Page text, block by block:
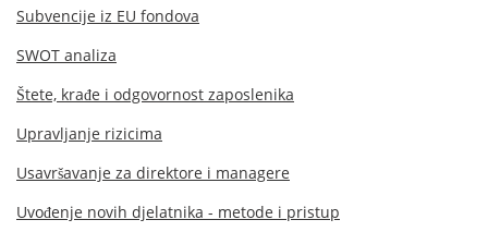
Subvencije iz EU fondova
SWOT analiza
Štete, krađe i odgovornost zaposlenika
Upravljanje rizicima
Usavršavanje za direktore i managere
Uvođenje novih djelatnika - metode i pristup